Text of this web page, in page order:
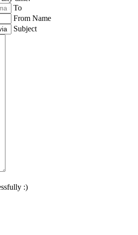
To
From Name
Subject
:)